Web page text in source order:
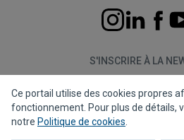
S'INSCRIRE À LA
Ce portail utilise des cookies propres
fonctionnement. Pour plus de détails,
notre Politique de cookies